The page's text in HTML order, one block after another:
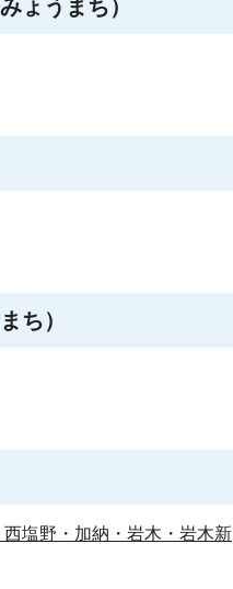
ょうまち）
ち）
西塩野・加納・岩木・岩木新